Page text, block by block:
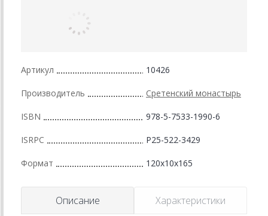
Артикул 10426
Производитель Сретенский монастырь
ISBN 978-5-7533-1990-6
ISRPC Р25-522-3429
Формат 120x10x165
Описание Характеристики